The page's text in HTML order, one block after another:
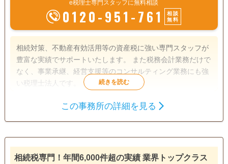
e税理士専門スタッフに無料相談
0120-951-761
相談
無料
相続対策、不動産有効活用等の資産税に強い専門スタッフが
豊富な実績でサポートいたします。 また税務会計業務だけで
なく、事業承継、経営支援等のコンサルティング業務にも強
い税理士法人です。
生前贈与
相続税対策 相続人調査
この事務所の詳細を見る
相続税専門！年間6,000件超の実績 業界トップクラス